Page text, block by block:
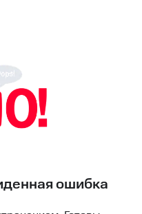
ошибка